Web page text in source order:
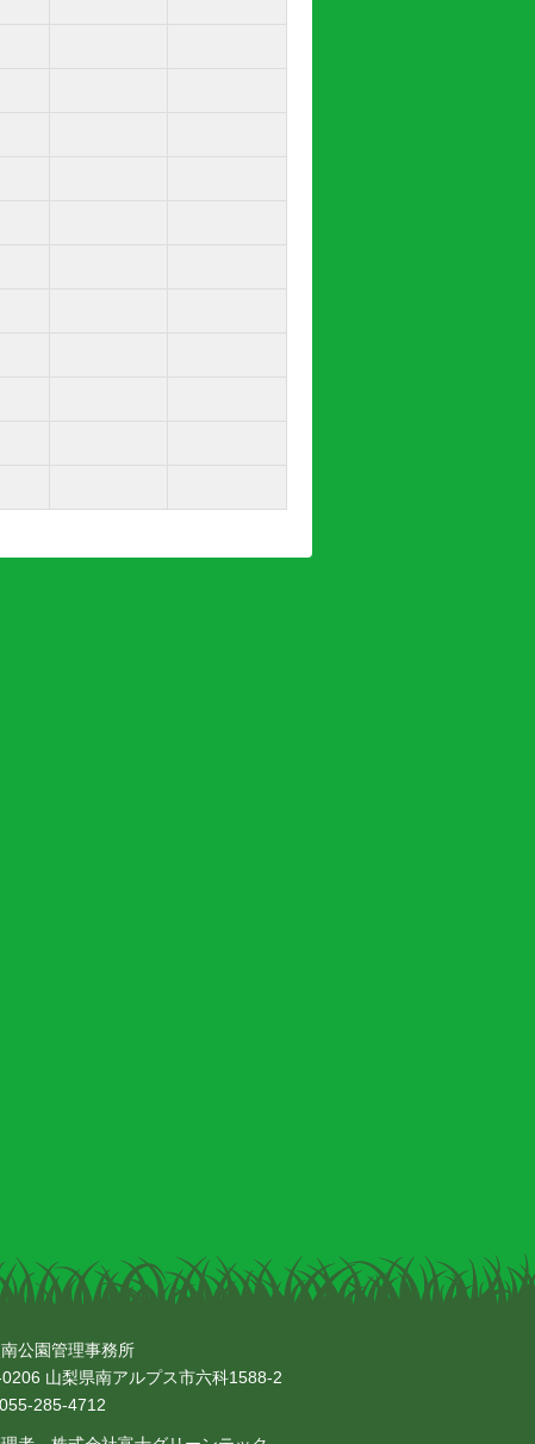
公園管理事務所
山梨県南アルプス市六科1588-2
285-4712